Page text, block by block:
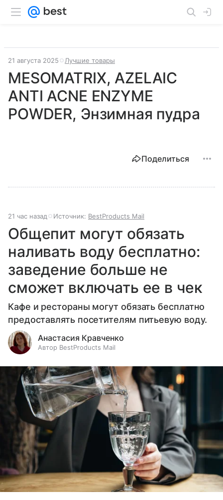
21 августа 2025 Лучшие товары
MESOMATRIX, AZELAIC
ANTI ACNE ENZYME
POWDER, Энзимная пудра
Поделиться
21 час назад Источник: BestProducts Mail
Общепит могут обязать
наливать воду бесплатно:
заведение больше не
сможет включать ее в чек
Кафе и рестораны могут обязать бесплатно
предоставлять посетителям питьевую воду.
Анастасия Кравченко
Автор BestProducts Mail